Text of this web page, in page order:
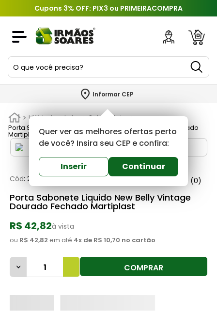
Cupons 3% OFF: PIX3 ou PRIMEIRACOMPRA
O que você precisa?
Informar CEP
Quer ver as melhores ofertas perto
de você? Insira seu CEP e confira:
Inserir Continuar
Utilidades do Lar
Saboneteira
Porta Sabonete Liquido New Belly Vintage Dourado Fechado
Martiplast
Cód:232270 Martiplast (0)
Porta Sabonete Liquido New Belly Vintage
Dourado Fechado Martiplast
R$ 42,82à vista
ou R$ 42,82 em até 4x de R$ 10,70 no cartão
COMPRAR
TERMOS MAIS BUSCADOS
2º
3º
porta
4º
revestimento
5º
telha
argamassa
7º
tinta
8 º
cimento
9º
torneira